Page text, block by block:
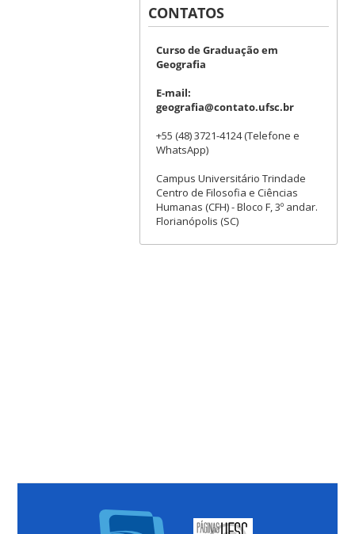
CONTATOS
Curso de Graduação em
Geografia
E-mail:
geografia@contato.ufsc.br
+55 (48) 3721-4124 (Telefone e
WhatsApp)
Campus Universitário Trindade
Centro de Filosofia e Ciências
Humanas (CFH) - Bloco F, 3º andar.
Florianópolis (SC)